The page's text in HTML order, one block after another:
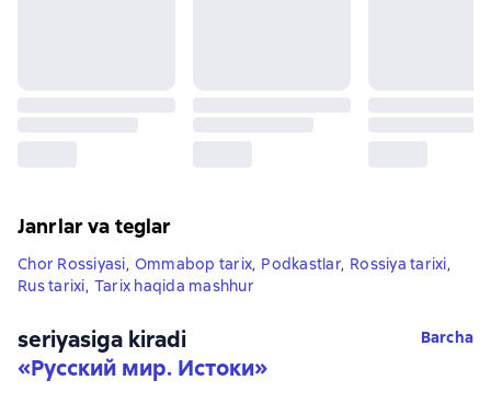
Janrlar va teglar
Chor Rossiyasi, Ommabop tarix, Podkastlar, Rossiya tarixi,
Rus tarixi, Tarix haqida mashhur
seriyasiga kiradi
«Русский мир. Истоки»
Barcha